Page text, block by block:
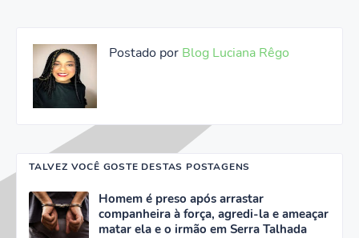
Postado por Blog Luciana Rêgo
TALVEZ VOCÊ GOSTE DESTAS POSTAGENS
Homem é preso após arrastar
companheira à força, agredi-la e ameaçar
matar ela e o irmão em Serra Talhada